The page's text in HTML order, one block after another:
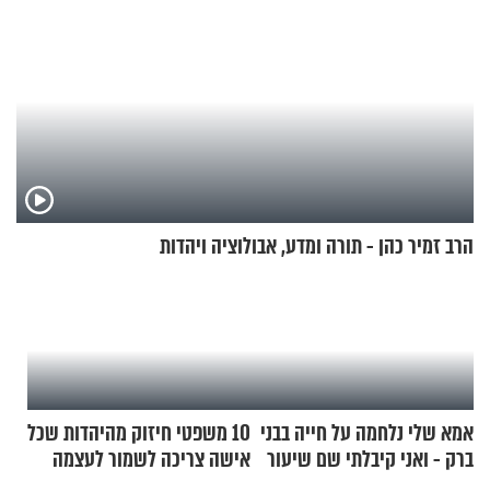
הרב זמיר כהן - תורה ומדע, אבולוציה ויהדות
אמא שלי נלחמה על חייה בבני
ברק - ואני קיבלתי שם שיעור
10 משפטי חיזוק מהיהדות שכל
אישה צריכה לשמור לעצמה